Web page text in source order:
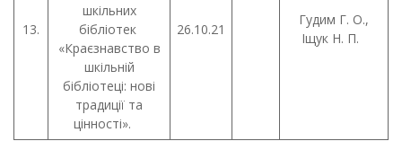
13.
шкільних
бібліотек
«Краєзнавство в
шкільній
бібліотеці: нові
традиції та
цінності».
26.10.21
Гудим Г. О.,
Іщук Н. П.